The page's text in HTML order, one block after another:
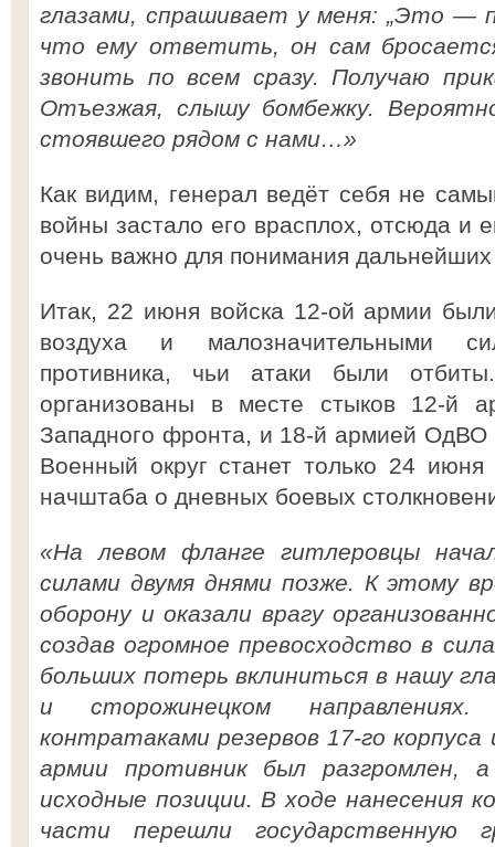
глазами, спрашивает у меня: „Это —
что ему ответить, он сам
звонить по всем сразу. Получаю
Отъезжая, слышу бомбежку.
стоявшего рядом с нами…»
Как видим, генерал ведёт себя не
войны застало его врасплох, отсюда и
очень важно для понимания
Итак, 22 июня войска 12-ой армии
воздуха и малозначительными
противника, чьи атаки были
организованы в месте стыков 12-й
Западного фронта, и 18-й армией
Военный округ станет только 24
начштаба о дневных боевых
«На левом фланге гитлеровцы
силами двумя днями позже. К этому
оборону и оказали врагу
создав огромное превосходство в
больших потерь вклиниться в нашу
и сторожинецком
контратаками резервов 17-го
армии противник был разгромлен,
исходные позиции. В ходе нанесения
части перешли государственную